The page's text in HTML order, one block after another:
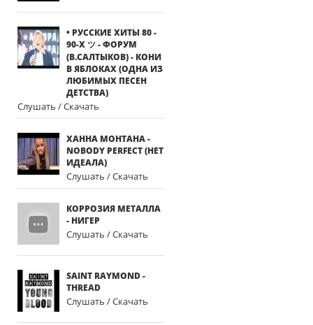
• РУССКИЕ ХИТЫ 80 -
90-Х ツ - ФОРУМ
(В.САЛТЫКОВ) - КОНИ
В ЯБЛОКАХ (ОДНА ИЗ
ЛЮБИМЫХ ПЕСЕН
ДЕТСТВА)
Слушать / Скачать
ХАННА МОНТАНА -
NOBODY PERFECT (НЕТ
ИДЕАЛА)
Слушать / Скачать
КОРРОЗИЯ МЕТАЛЛА
- НИГЕР
Слушать / Скачать
SAINT RAYMOND -
THREAD
Слушать / Скачать